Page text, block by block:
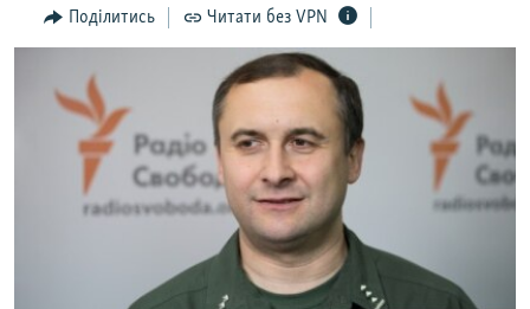
Перейти
до
ПОГЛЯД
ВСЕ ЗА ДЕНЬ
СПЕЦПРОЕКТИ
ДЕПОРТАЦІЯ
СВІДЧЕННЯ ОКУПАЦІЇ
ЯК ОБІЙТИ БЛОКУВАННЯ
Поділитись Читати без VPN